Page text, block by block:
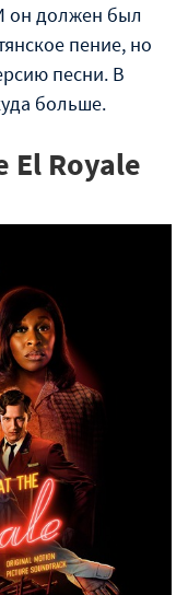
он должен был
пение, но
песни. В
больше.
El Royale